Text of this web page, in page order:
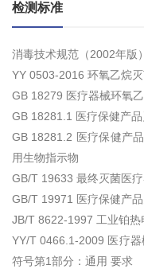
检测标准
消毒技术规范（2002年版）
YY 0503-2016 环氧乙烷
GB 18279 医疗器械环氧
GB 18281.1 医疗保健产
GB 18281.2 医疗保健产
用生物指示物
GB/T 19633 最终灭菌医
GB/T 19971 医疗保健产
JB/T 8622-1997 工业铂
YY/T 0466.1-2009 医疗
符号第1部分：通用 要求